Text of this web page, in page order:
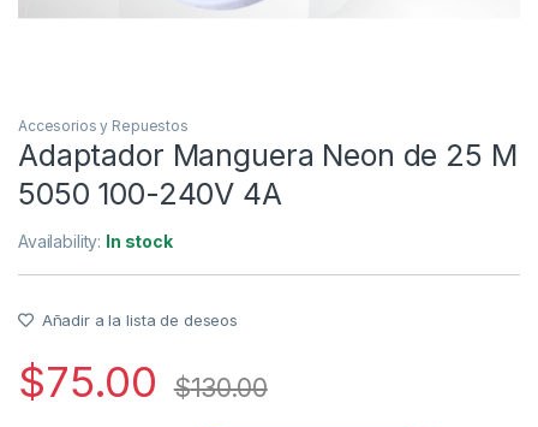
Accesorios y Repuestos
Adaptador Manguera Neon de 25 M
5050 100-240V 4A
Availability: In stock
Añadir a la lista de deseos
$75.00 $130.00